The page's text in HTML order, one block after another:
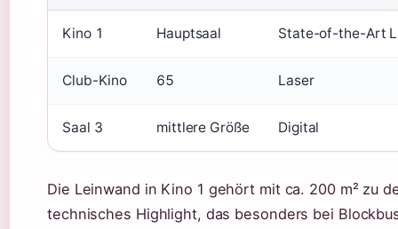
Kino 1 Hauptsaal State-of-the-Art
Club-Kino 65 Laser
Saal 3 mittlere Größe Digital
Die Leinwand in Kino 1 gehört mit ca. 200 m² zu
technisches Highlight, das besonders bei